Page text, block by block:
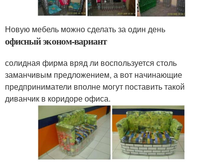
Новую мебель можно сделать за один день
офисный эконом-вариант
солидная фирма вряд ли воспользуется столь
заманчивым предложением, а вот начинающие
предприниматели вполне могут поставить такой
диванчик в коридоре офиса.